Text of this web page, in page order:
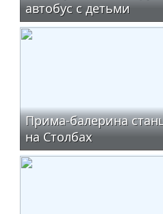
автобус с детьми
Прима-балерина
на Столбах